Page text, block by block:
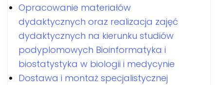
Opracowanie materiałów
dydaktycznych oraz realizacja zajęć
dydaktycznych na kierunku studiów
podyplomowych Bioinformatyka i
biostatystyka w biologii i medycynie
Dostawa i montaż specjalistycznej